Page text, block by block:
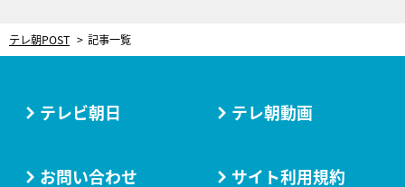
テレ朝POST 記事一覧
テレビ朝日 テレ朝動画
お問い合わせ サイト利用規約